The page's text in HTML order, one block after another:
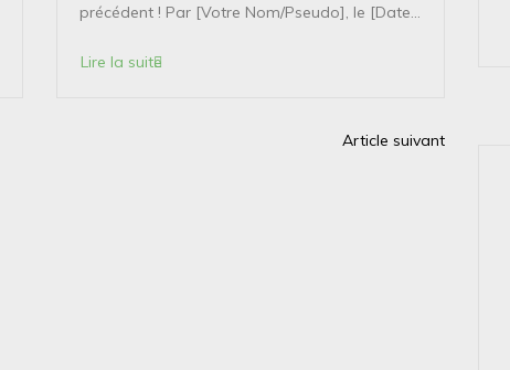
précédent ! Par [Votre Nom/Pseudo], le [Date...
Lire la suite
Article suivant